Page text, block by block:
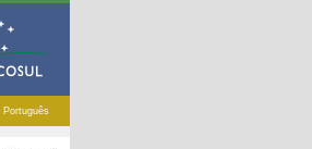
Português